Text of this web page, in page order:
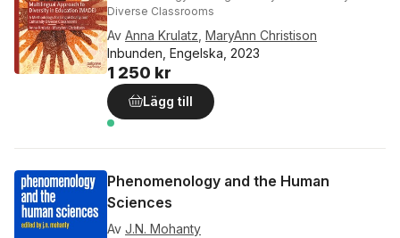
Diverse Classrooms
Av Anna Krulatz MaryAnn Christison
Inbunden, Engelska, 2023
1 250 kr
Lägg till
Phenomenology and the Human
Sciences
Av J.N. Mohanty